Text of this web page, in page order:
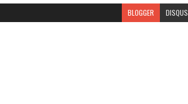
BLOGGER DISQUS